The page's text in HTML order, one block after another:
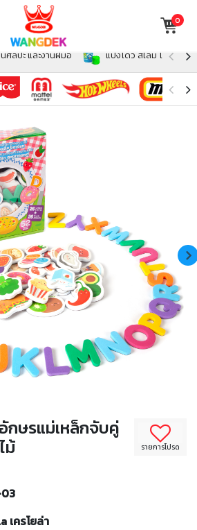
0
ศิลปะ และงานฝีมือ แป้งโดว์ สไลม์ โฟม สำห
รายการโปรด
กษรแม่เหล็กจับคู่
ม้
เครโยล่า